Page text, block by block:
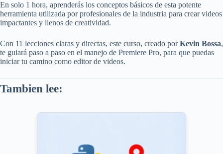
En solo 1 hora, aprenderás los conceptos básicos de esta potente
herramienta utilizada por profesionales de la industria para crear videos
impactantes y llenos de creatividad.
Con 11 lecciones claras y directas, este curso, creado porKevin Bossa,
te guiará paso a paso en el manejo de Premiere Pro, para que puedas
iniciar tu camino como editor de videos.
Tambien lee: